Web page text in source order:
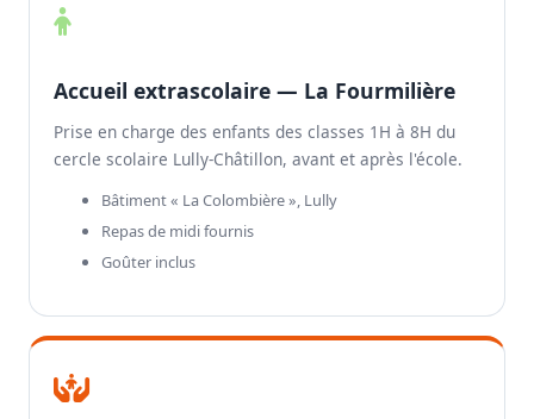
Accueil extrascolaire — La Fourmilière
Prise en charge des enfants des classes 1H à 8H du
cercle scolaire Lully-Châtillon, avant et après l'école.
Bâtiment « La Colombière », Lully
Repas de midi fournis
Goûter inclus